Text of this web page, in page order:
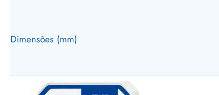
Dimensões (mm)